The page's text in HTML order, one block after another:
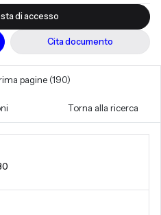
di accesso
Cita documento
pagine (190)
Torna alla ricerca